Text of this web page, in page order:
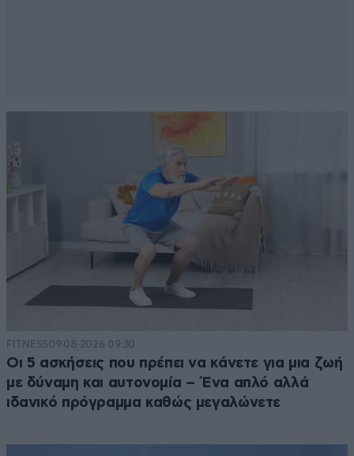
FITNESS09·08·2026 09:30
Οι 5 ασκήσεις που πρέπει να κάνετε για μια ζωή
με δύναμη και αυτονομία – Ένα απλό αλλά
ιδανικό πρόγραμμα καθώς μεγαλώνετε